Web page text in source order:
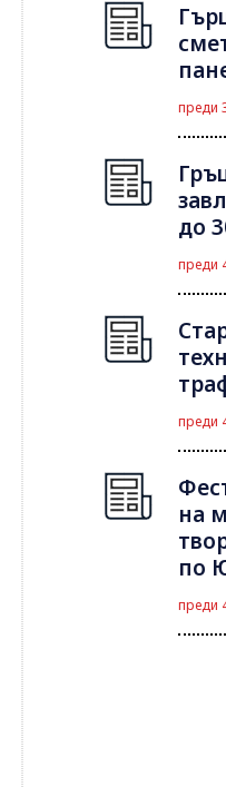
преди
до
преди
преди
на
по
преди